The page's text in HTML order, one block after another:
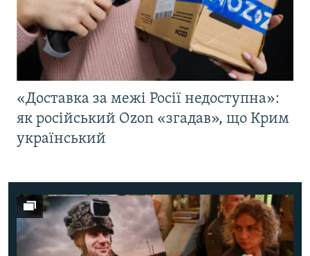
«Доставка за межі Росії недоступна»:
як російський Ozon «згадав», що Крим
український